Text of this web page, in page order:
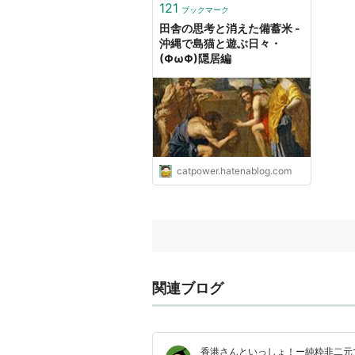
121 ブックマーク
田舎の思考と消えた備蓄米 -
沖縄で島猫と遊ぶ日々・
(ΦωΦ)隠居編
catpower.hatenablog.com
関連ブログ
香港さんといっしょ！ー純粋非二